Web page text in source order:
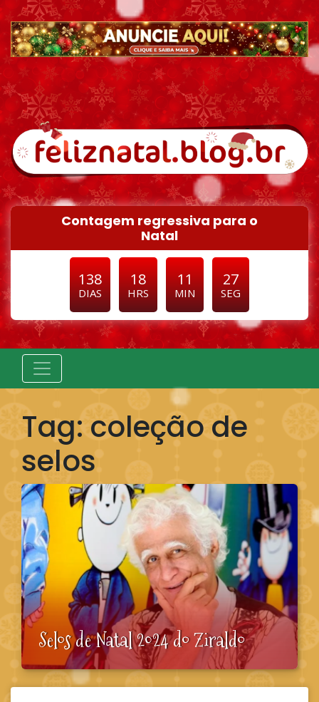
Pular para o conteúdo
Contagem regressiva para o
Natal
138
DIAS
18
HRS
11
MIN
25
SEG
Tag: coleção de
selos
Selos de Natal 2024 do Ziraldo